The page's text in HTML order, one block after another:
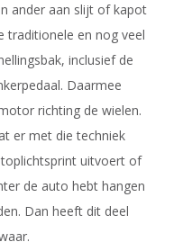
ander aan slijt of kapot
traditionele en nog veel
inclusief de
Daarmee
richting de wielen.
er met die techniek
uitvoert of
de auto hebt hangen
Dan heeft dit deel